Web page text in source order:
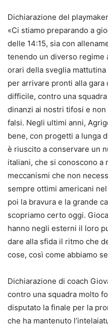
Dichiarazione del
«Ci stiamo preparando a
delle 14:15, sia con
tenendo un diverso regime
orari della sveglia
per arrivare pronti alla gara
difficile, contro una
dinanzi ai nostri tifosi e
falsi. Negli ultimi anni,
bene, con progetti a lunga
è riuscito a conservare un
italiani, che si conoscono a
meccanismi che non
sempre ottimi americani
poi la bravura e la grande
scopriamo certo oggi.
hanno negli esterni il loro
dare alla sfida il ritmo che
cose, così come abbiamo
Dichiarazione di coach
contro una squadra molto
disputato la finale per la
che ha mantenuto